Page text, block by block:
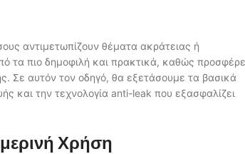
αντιμετωπίζουν θέματα ακράτειας ή
τα πιο δημοφιλή και πρακτικά, καθώς
Σε αυτόν τον οδηγό, θα εξετάσουμε τα βασικά
και την τεχνολογία anti-leak που εξασφαλίζει
Χρήση